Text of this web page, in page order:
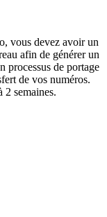
vous devez avoir un
afin de générer un
processus de portage
de vos numéros.
2 semaines.